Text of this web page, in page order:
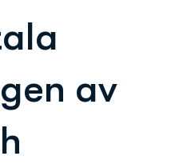
av